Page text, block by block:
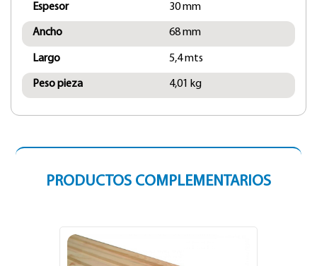
Espesor 30 mm
Ancho 68 mm
Largo 5,4 mts
Peso pieza 4,01 kg
PRODUCTOS COMPLEMENTARIOS